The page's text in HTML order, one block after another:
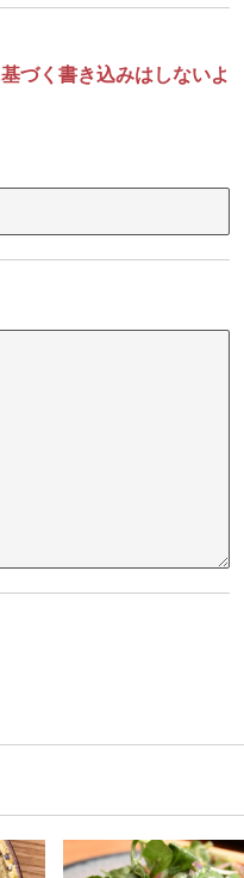
づく書き込みはしないよ